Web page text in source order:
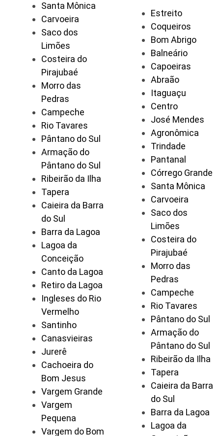
Santa Mônica
Carvoeira
Saco dos
Limões
Costeira do
Pirajubaé
Morro das
Pedras
Campeche
Rio Tavares
Pântano do Sul
Armação do
Pântano do Sul
Ribeirão da Ilha
Tapera
Caieira da Barra
do Sul
Barra da Lagoa
Lagoa da
Conceição
Canto da Lagoa
Retiro da Lagoa
Ingleses do Rio
Vermelho
Santinho
Canasvieiras
Jurerê
Cachoeira do
Bom Jesus
Vargem Grande
Vargem
Pequena
Vargem do Bom
Estreito
Coqueiros
Bom Abrigo
Balneário
Capoeiras
Abraão
Itaguaçu
Centro
José Mendes
Agronômica
Trindade
Pantanal
Córrego Grande
Santa Mônica
Carvoeira
Saco dos
Limões
Costeira do
Pirajubaé
Morro das
Pedras
Campeche
Rio Tavares
Pântano do Sul
Armação do
Pântano do Sul
Ribeirão da Ilha
Tapera
Caieira da Barra
do Sul
Barra da Lagoa
Lagoa da